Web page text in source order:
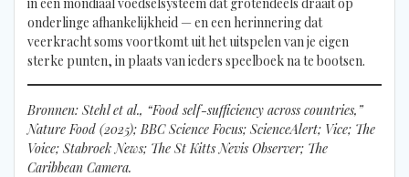
onderlinge afhankelijkheid — en een herinnering dat
veerkracht soms voortkomt uit het uitspelen van je eigen
sterke punten, in plaats van ieders speelboek na te bootsen.
Bronnen: Stehl et al., “Food self-sufficiency across countries,”
Nature Food (2025); BBC Science Focus; ScienceAlert; Vice; The
Voice; Stabroek News; The St Kitts Nevis Observer; The
Caribbean Camera.